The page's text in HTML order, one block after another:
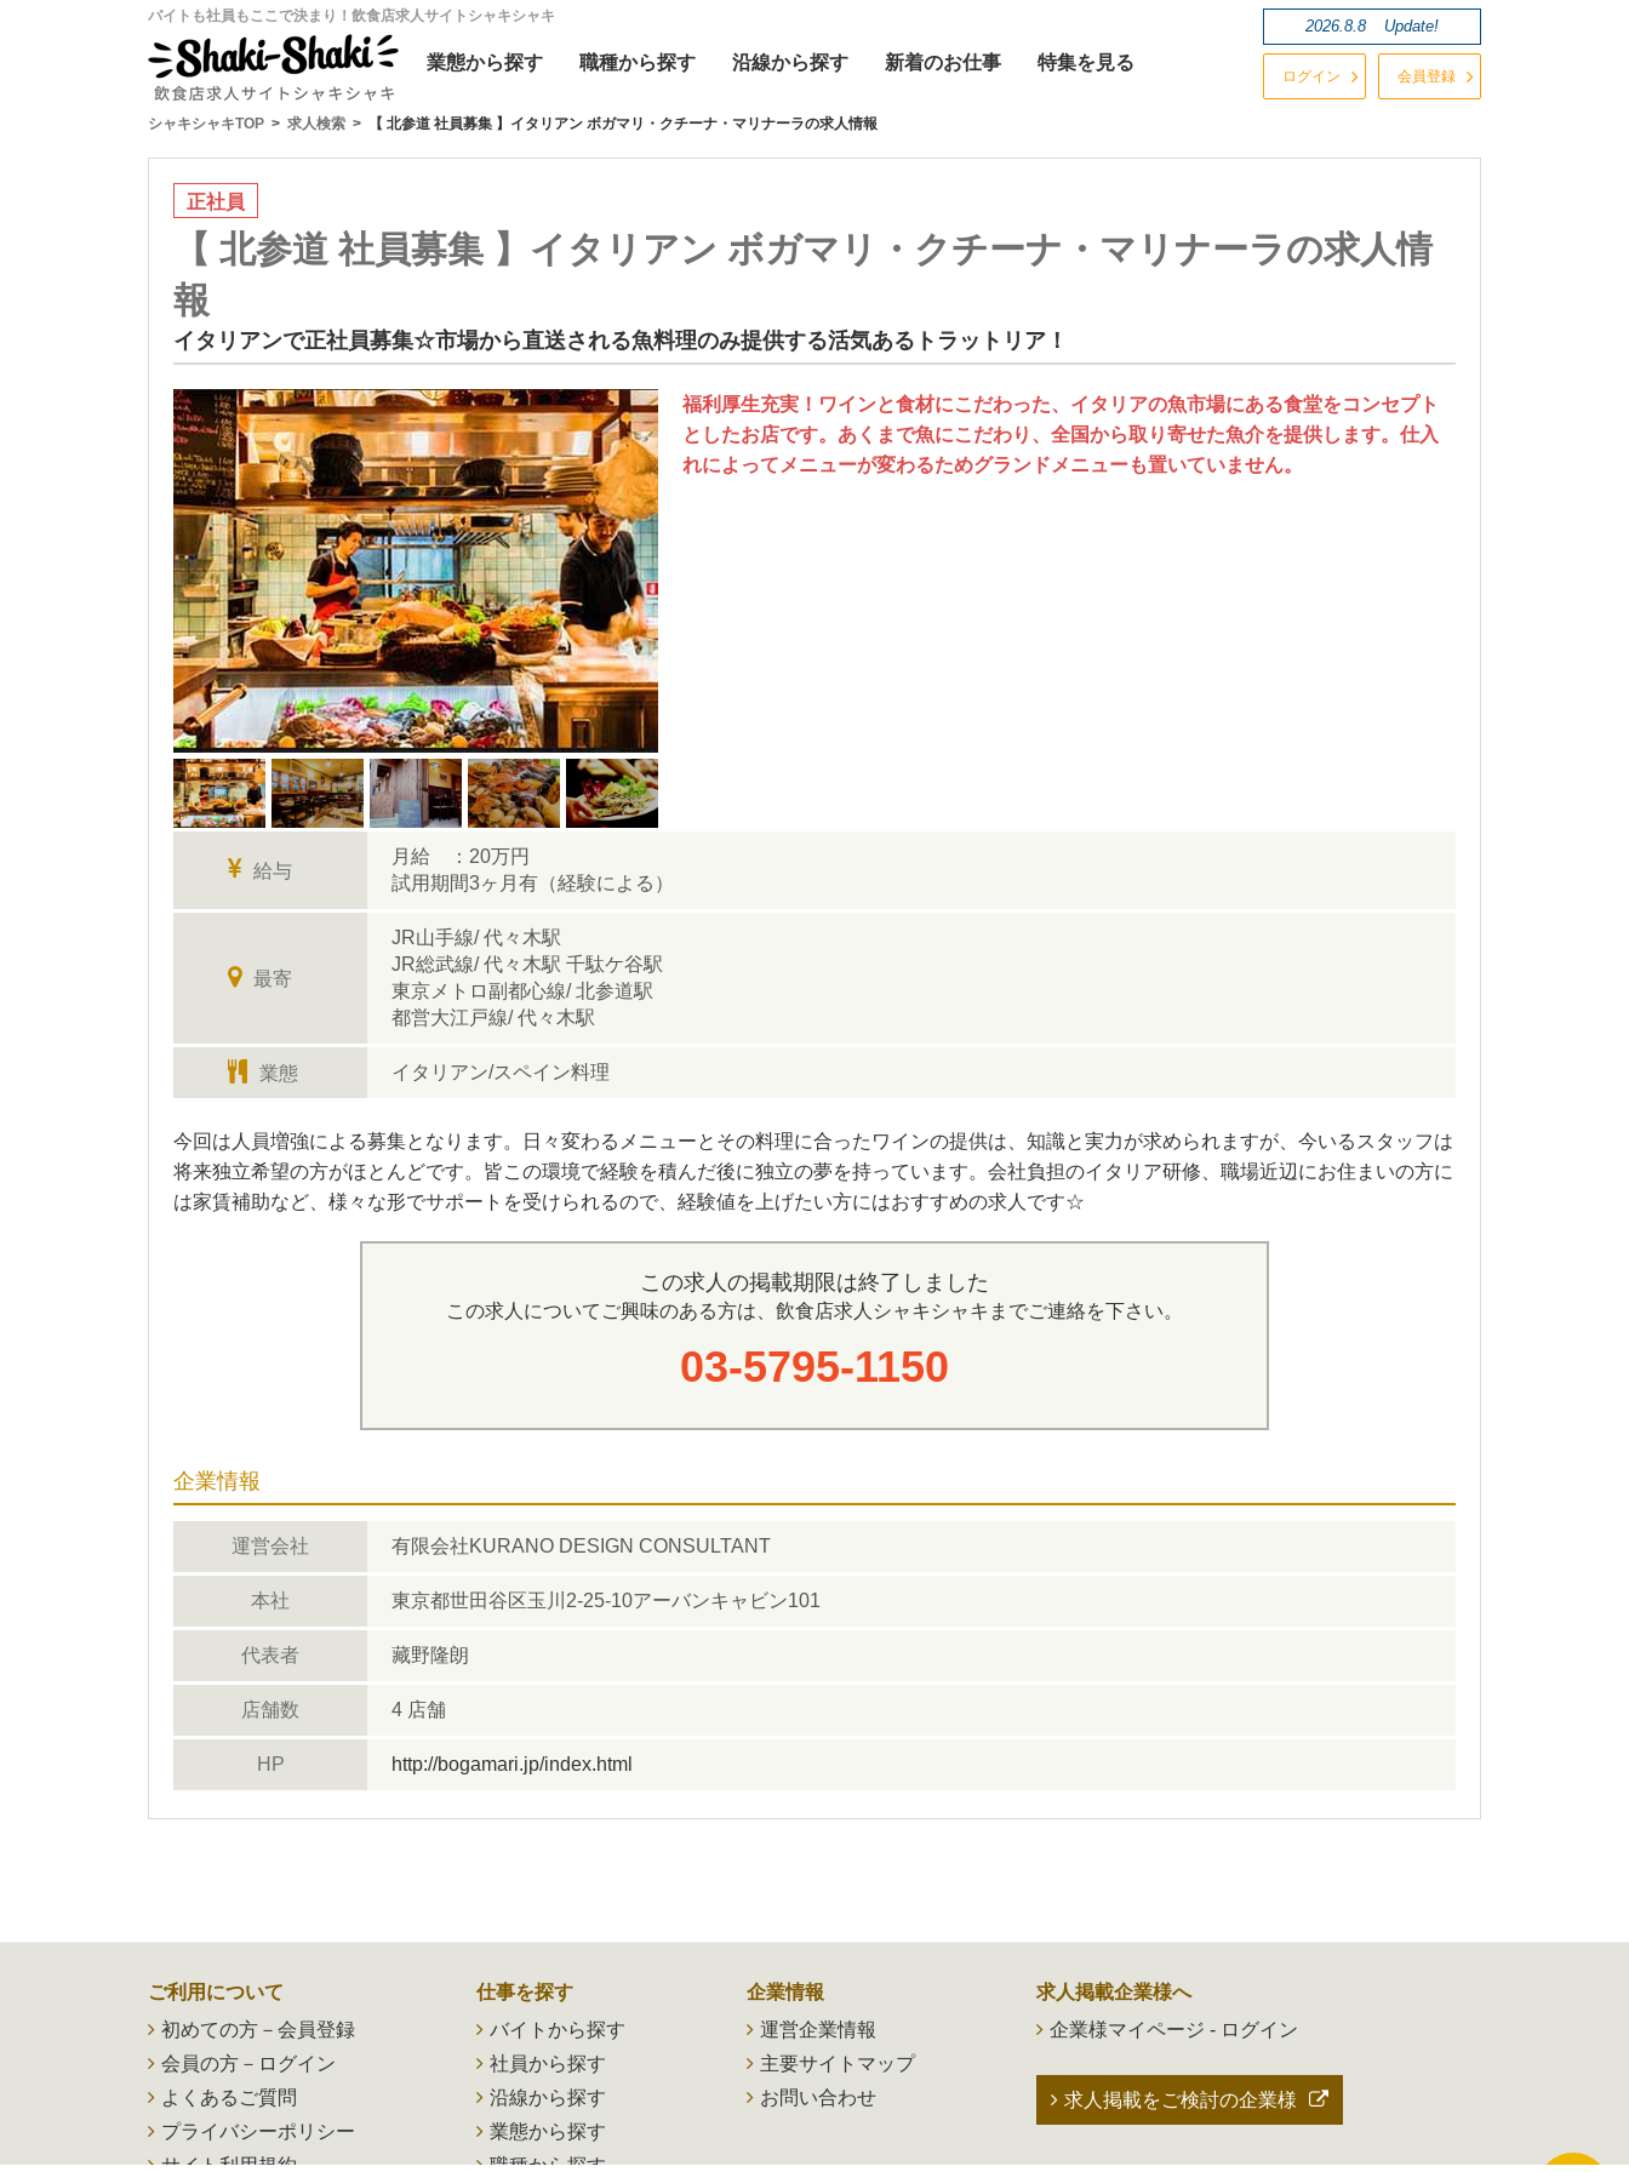
バイトも社員もここで決まり！飲食店求人サイトシャキシャキ
業態から探す 職種から探す 沿線から探す 新着のお仕事 特集を見る
2026.8.8 Update!
ログイン 会員登録
シャキシャキTOP 求人検索 【 北参道 社員募集 】イタリアン ボガマリ・クチーナ・マリナーラの求人情報
正社員
【 北参道 社員募集 】イタリアン ボガマリ・クチーナ・マリナーラの求人情
報
イタリアンで正社員募集☆市場から直送される魚料理のみ提供する活気あるトラットリア！
福利厚生充実！ワインと食材にこだわった、イタリアの魚市場にある食堂をコンセプト
としたお店です。あくまで魚にこだわり、全国から取り寄せた魚介を提供します。仕入
れによってメニューが変わるためグランドメニューも置いていません。
給与
月給 ：20万円
試用期間3ヶ月有（経験による）
最寄
JR山手線/ 代々木駅
JR総武線/ 代々木駅 千駄ケ谷駅
東京メトロ副都心線/ 北参道駅
都営大江戸線/ 代々木駅
業態 イタリアン/スペイン料理
今回は人員増強による募集となります。日々変わるメニューとその料理に合ったワインの提供は、知識と実力が求められますが、今いるスタッフは
将来独立希望の方がほとんどです。皆この環境で経験を積んだ後に独立の夢を持っています。会社負担のイタリア研修、職場近辺にお住まいの方に
は家賃補助など、様々な形でサポートを受けられるので、経験値を上げたい方にはおすすめの求人です☆
この求人の掲載期限は終了しました
この求人についてご興味のある方は、飲食店求人シャキシャキまでご連絡を下さい。
03-5795-1150
企業情報
運営会社 有限会社KURANO DESIGN CONSULTANT
本社 東京都世田谷区玉川2-25-10アーバンキャビン101
代表者 藏野隆朗
店舗数 4 店舗
HP http://bogamari.jp/index.html
ご利用について
初めての方－会員登録
会員の方－ログイン
よくあるご質問
プライバシーポリシー
サイト利用規約
仕事を探す
バイトから探す
社員から探す
沿線から探す
業態から探す
職種から探す
企業情報
運営企業情報
主要サイトマップ
お問い合わせ
求人掲載企業様へ
企業様マイページ - ログイン
求人掲載をご検討の企業様